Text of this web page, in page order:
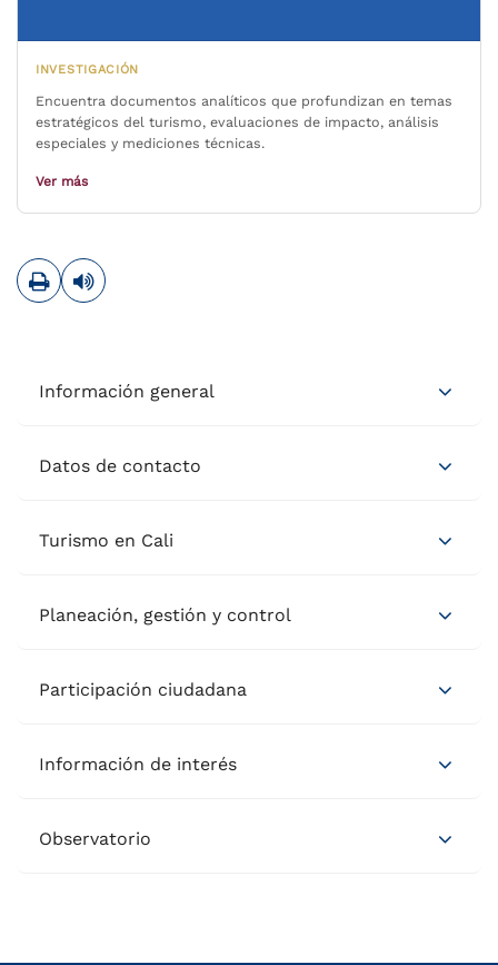
INVESTIGACIÓN
Encuentra documentos analíticos que profundizan en temas
estratégicos del turismo, evaluaciones de impacto, análisis
especiales y mediciones técnicas.
Ver más
ImprimirLeer contenido
Información general
Datos de contacto
Turismo en Cali
Planeación, gestión y control
Participación ciudadana
Información de interés
Observatorio